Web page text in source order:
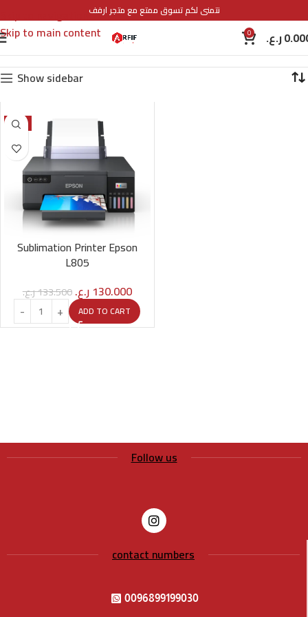
Skip to navigation
Skip to main content
نتمنى لكم تسوق ممتع مع متجر ارفف
0
ر.ع.
Show sidebar
-3%
Sublimation Printer Epson
L805
133.500ر.ع. 130.000 ر.ع.
ADD TO CART
Follow us
contact numbers
0096899199030